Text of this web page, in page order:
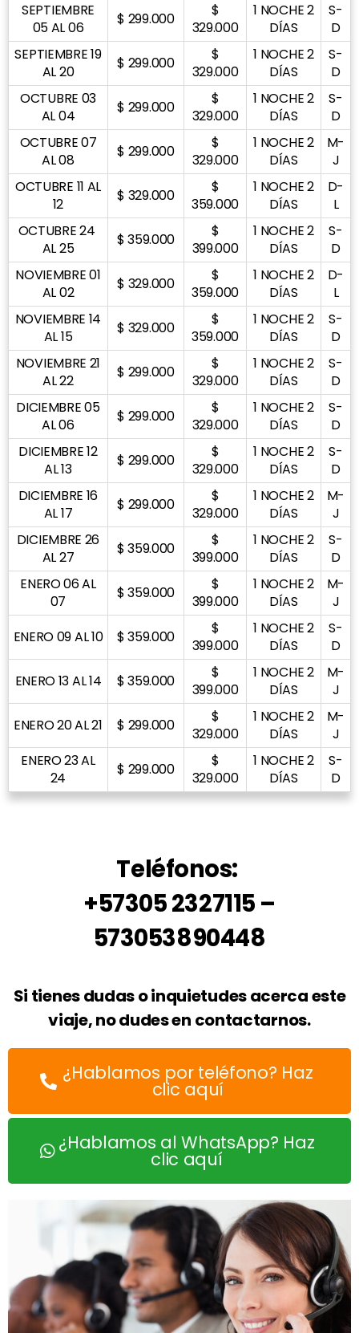
SEPTIEMBRE
05 AL 06
$ 299.000
$
329.000
1 NOCHE 2
DÍAS
S-
D
SEPTIEMBRE 19
AL 20
$ 299.000
$
329.000
1 NOCHE 2
DÍAS
S-
D
OCTUBRE 03
AL 04
$ 299.000
$
329.000
1 NOCHE 2
DÍAS
S-
D
OCTUBRE 07
AL 08
$ 299.000
$
329.000
1 NOCHE 2
DÍAS
M-
J
OCTUBRE 11 AL
12
$ 329.000
$
359.000
1 NOCHE 2
DÍAS
D-
L
OCTUBRE 24
AL 25
$ 359.000
$
399.000
1 NOCHE 2
DÍAS
S-
D
NOVIEMBRE 01
AL 02
$ 329.000
$
359.000
1 NOCHE 2
DÍAS
D-
L
NOVIEMBRE 14
AL 15
$ 329.000
$
359.000
1 NOCHE 2
DÍAS
S-
D
NOVIEMBRE 21
AL 22
$ 299.000
$
329.000
1 NOCHE 2
DÍAS
S-
D
DICIEMBRE 05
AL 06
$ 299.000
$
329.000
1 NOCHE 2
DÍAS
S-
D
DICIEMBRE 12
AL 13
$ 299.000
$
329.000
1 NOCHE 2
DÍAS
S-
D
DICIEMBRE 16
AL 17
$ 299.000
$
329.000
1 NOCHE 2
DÍAS
M-
J
DICIEMBRE 26
AL 27
$ 359.000
$
399.000
1 NOCHE 2
DÍAS
S-
D
ENERO 06 AL
07
$ 359.000
$
399.000
1 NOCHE 2
DÍAS
M-
J
ENERO 09 AL 10
$ 359.000
$
399.000
1 NOCHE 2
DÍAS
S-
D
ENERO 13 AL 14
$ 359.000
$
399.000
1 NOCHE 2
DÍAS
M-
J
ENERO 20 AL 21
$ 299.000
$
329.000
1 NOCHE 2
DÍAS
M-
J
ENERO 23 AL
24
$ 299.000
$
329.000
1 NOCHE 2
DÍAS
S-
D
Teléfonos:
+57305 2327115 –
573053890448
Si tienes dudas o inquietudes acerca este
viaje, no dudes en contactarnos.
¿Hablamos por teléfono? Haz
clic aquí
¿Hablamos al WhatsApp? Haz
clic aquí